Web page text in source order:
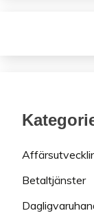
Betaltjänster